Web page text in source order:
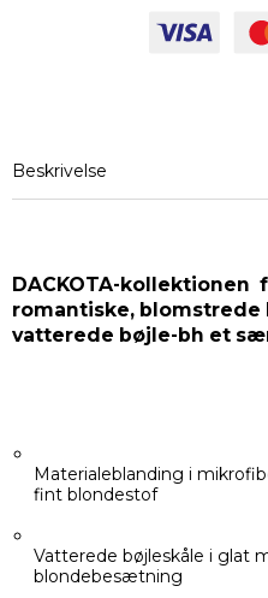
VÆLG
Beskrivelse
DACKOTA-kollektionen
romantiske,
vatterede bøjle-bh et
Materialeblanding i
fint blondestof
Vatterede bøjleskåle i glat
blondebesætning